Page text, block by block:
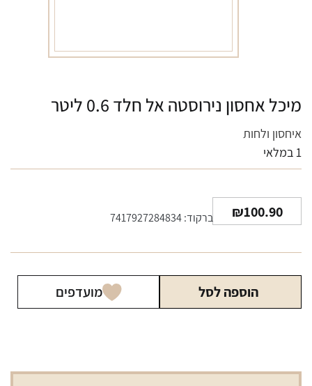
מיכל אחסון נירוסטה אל חלד 0.6 ליטר
איחסון ולחות
1 במלאי
₪100.90 ברקוד: 7417927284834
הוספה לסל מועדפים